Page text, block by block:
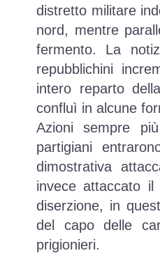
distretto militare
nord, mentre
fermento. La
repubblichini
intero reparto
confluì in alcune
Azioni sempre
partigiani
dimostrativa
invece attaccato
diserzione, in
del capo delle
prigionieri.